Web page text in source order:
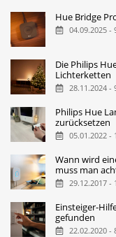
Hue Bridge
04.09.2025 -
Die Philips
Lichterketten
28.11.2024 -
Philips Hue
zurücksetzen
05.01.2022 -
Wann wird
muss man
29.12.2017 -
Einsteiger-
gefunden
22.02.2020 -